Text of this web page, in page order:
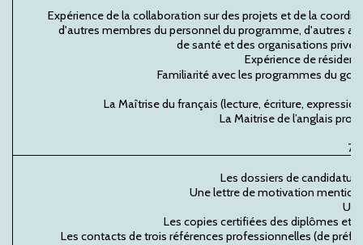
Expérience de la collaboration sur des projets et de la
d'autres membres du personnel du programme, d'autres
de santé et des organisations
Expérience de
Familiarité avec les programmes du
La Maîtrise du français (lecture, écriture,
La Maitrise de l’anglais
Les dossiers de
Une lettre de motivation
Un
Les copies certifiées des diplômes et
Les contacts de trois références professionnelles (de